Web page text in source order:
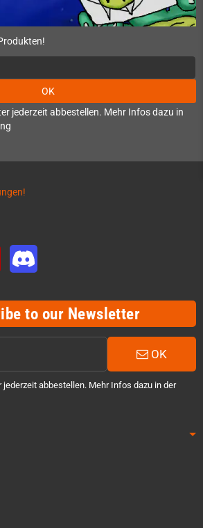
OK
jederzeit abbestellen. Mehr Infos dazu in
YouTube
to our Newsletter
OK
abbestellen. Mehr Infos dazu in der